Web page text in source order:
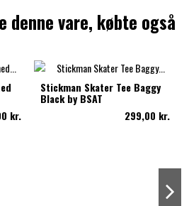
denne vare, købte også
kr.
Stickman Skater Tee Baggy
Black by BSAT
299,00 kr.